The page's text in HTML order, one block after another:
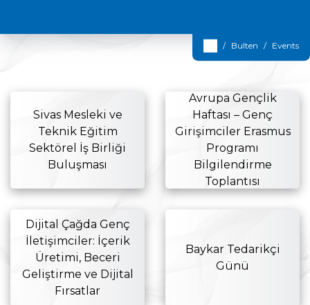
Bulten Events
Sivas Mesleki ve
Teknik Eğitim
Sektörel İş Birliği
Buluşması
Avrupa Gençlik
Haftası – Genç
Girişimciler Erasmus
Programı
Bilgilendirme
Toplantısı
Dijital Çağda Genç
İletişimciler: İçerik
Üretimi, Beceri
Geliştirme ve Dijital
Fırsatlar
Baykar Tedarikçi
Günü